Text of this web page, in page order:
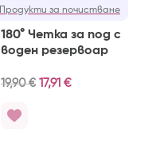
Продукти за почистване
180° Четка за под с
воден резервоар
19,90€ 17,91 €